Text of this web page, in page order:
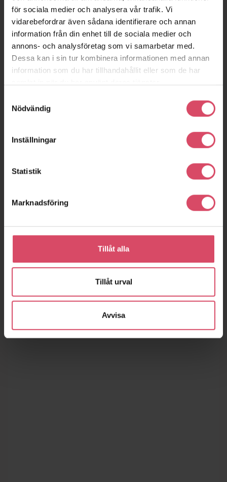
för sociala medier och analysera vår trafik. Vi
vidarebefordrar även sådana identifierare och annan
information från din enhet till de sociala medier och
annons- och analysföretag som vi samarbetar med.
Dessa kan i sin tur kombinera informationen med annan
information som du har tillhandahållit eller som de har
Nödvändig
Inställningar
Statistik
Marknadsföring
Tillåt alla
Tillåt urval
Avvisa